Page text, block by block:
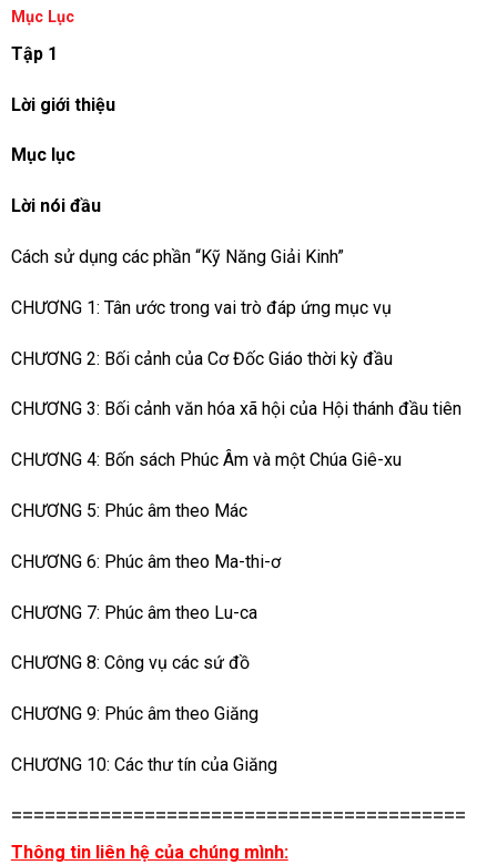
Mục Lục
Tập 1
Lời giới thiệu
Mục lục
Lời nói đầu
Cách sử dụng các phần “Kỹ Năng Giải Kinh”
CHƯƠNG 1: Tân ước trong vai trò đáp ứng mục vụ
CHƯƠNG 2: Bối cảnh của Cơ Đốc Giáo thời kỳ đầu
CHƯƠNG 3: Bối cảnh văn hóa xã hội của Hội thánh đầu tiên
CHƯƠNG 4: Bốn sách Phúc Âm và một Chúa Giê-xu
CHƯƠNG 5: Phúc âm theo Mác
CHƯƠNG 6: Phúc âm theo Ma-thi-ơ
CHƯƠNG 7: Phúc âm theo Lu-ca
CHƯƠNG 8: Công vụ các sứ đồ
CHƯƠNG 9: Phúc âm theo Giăng
CHƯƠNG 10: Các thư tín của Giăng
=========================================
Thông tin liên hệ của chúng mình: